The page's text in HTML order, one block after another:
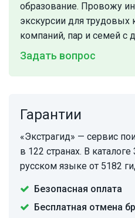
образование. Провожу
экскурсии для трудовых
компаний, пар и семей с
Задать вопрос
Гарантии
«Экстрагид» — сервис
в 122 странах. В
русском языке от 5182
Безопасная оплата
Бесплатная отмена